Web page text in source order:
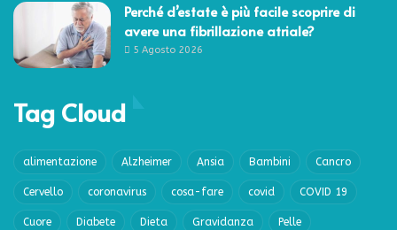
Perché d’estate è più facile scoprire di
avere una fibrillazione atriale?
5 Agosto 2026
Tag Cloud
alimentazione Alzheimer Ansia Bambini Cancro
Cervello coronavirus cosa-fare covid COVID 19
Cuore Diabete Dieta Gravidanza Pelle